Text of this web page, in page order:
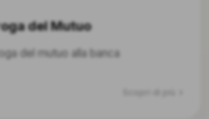
del Mutuo
del mutuo alla banca